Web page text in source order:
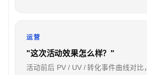
运营
"这次活动效果怎么样？"
活动前后 PV / UV / 转化事件曲线对比